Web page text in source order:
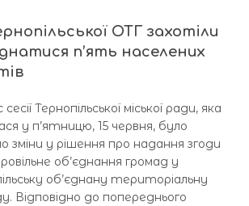
ОТГ захотіли
п’ять населених
сесії Тернопільської міської ради, яка
у п’ятницю, 15 червня, було
зміни у рішення про надання згоди
об’єднання громад у
об’єднану територіальну
Відповідно до попереднього